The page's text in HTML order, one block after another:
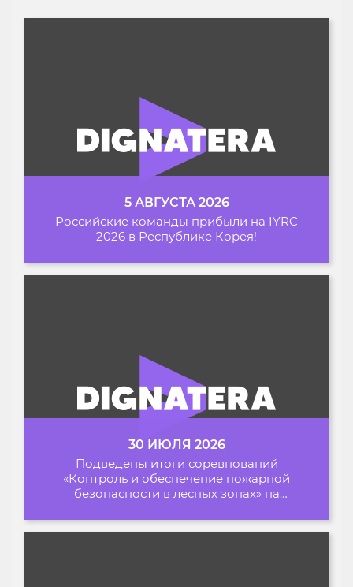
5 АВГУСТА 2026
Российские команды прибыли на IYRC
2026 в Республике Корея!
30 ИЮЛЯ 2026
Подведены итоги соревнований
«Контроль и обеспечение пожарной
безопасности в лесных зонах» на